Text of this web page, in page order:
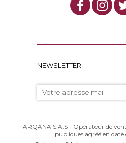
NEWSLETTER
ARQANA S.A.S - Opérateur de
publiques agréé en